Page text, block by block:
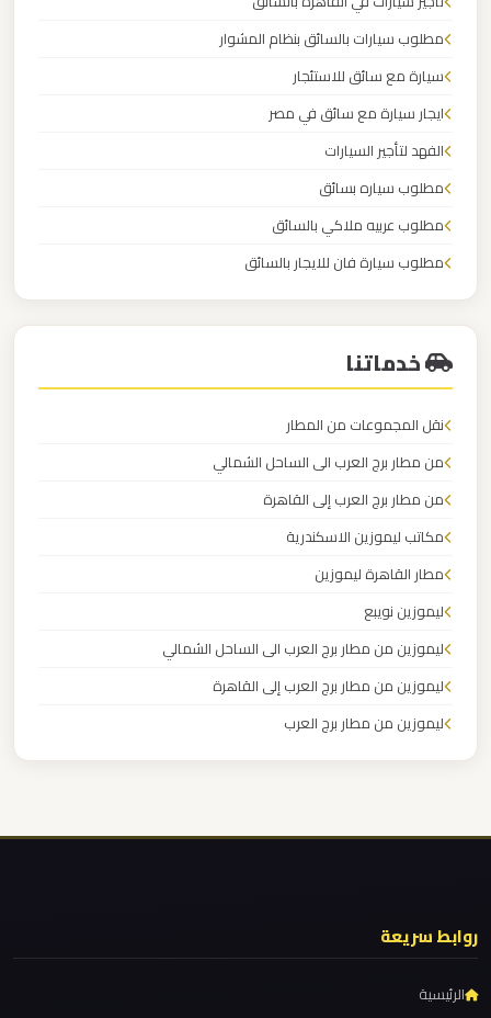
مطلوب سيارات بالسائق بنظام المشوار
سيارة مع سائق للاستئجار
ايجار سيارة مع سائق في مصر
الفهد لتأجير السيارات
مطلوب سياره بسائق
مطلوب عربيه ملاكي بالسائق
مطلوب سيارة فان للايجار بالسائق
الكابتن لايجار السيارات
خدماتنا
نقل المجموعات من المطار
من مطار برج العرب الى الساحل الشمالي
من مطار برج العرب إلى القاهرة
مكاتب ليموزين الاسكندرية
مطار القاهرة ليموزين
ليموزين نويبع
ليموزين من مطار برج العرب الى الساحل الشمالي
ليموزين من مطار برج العرب إلى القاهرة
ليموزين من مطار برج العرب
ليموزين من مطار القاهرة
ليموزين من القاهرة الى مطار برج العرب
ليموزين مطار شرم الشيخ
ليموزين مطار سفنكس
ليموزين
العاصمة
ليموزين
اكتوبر
ليموزين
مصر
الجديدة
ليموزين
ليموزين
مرسيدس
بالسائق
ليموزين
مرسيدس
مرسي
ليموزين
علم
روابط سريعة
الرئيسية